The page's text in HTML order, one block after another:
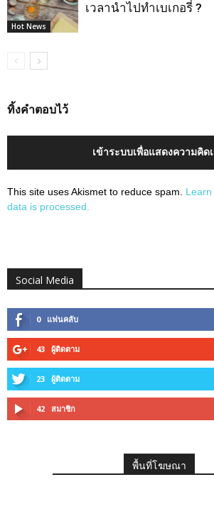
Hot News
เวลานำไปทำเบเกอรี่ ?
ทิ้งคำตอบไว้
เข้าระบบเพื่อแสดงความคิด
This site uses Akismet to reduce spam.
data is processed.
Social Media
0 แฟนคลับ
43 ผู้ติดตาม
23 ผู้ติดตาม
42 สมาชิก
พื้นที่โฆษณา